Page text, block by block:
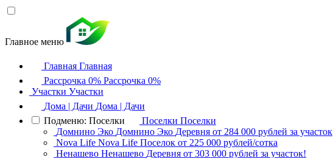
Главное меню
Главная Главная
Рассрочка 0% Рассрочка 0%
Участки Участки
Дома | Дачи Дома | Дачи
Подменю: Поселки
Поселки Поселки
Домнино Эко Домнино Эко Деревня от 284 000 рублей за участок
Nova Life Nova Life Поселок от 225 000 рублей/сотка
Ненашево Ненашево Деревня от 303 000 рублей за участок!